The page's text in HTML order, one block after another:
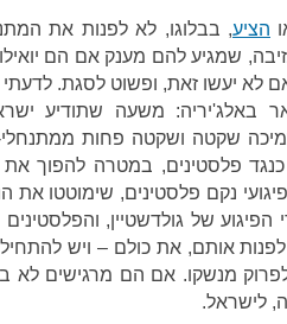
הציע, בבלוגו, לא לפנות את
שמגיע להם מענק אם הם
יעשו זאת, ופשוט לסגת. לדעתי
באלג'יריה: משעה שתודיע
שקטה ושקטה פחות ממתנחלי-
פלסטינים, במטרה להפוך את
נקם פלסטינים, שימוטטו את
של גולדשטיין, והפלסטינים
אותם, את כולם – ויש להתחיל
מנשקו. אם הם מרגישים לא
לישראל.